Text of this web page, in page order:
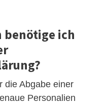
benötige ich
die Abgabe einer
Personalien